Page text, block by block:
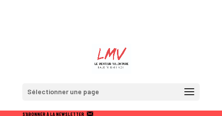
S’ABONNER À LA NEWSLETTER
Sélectionner une page